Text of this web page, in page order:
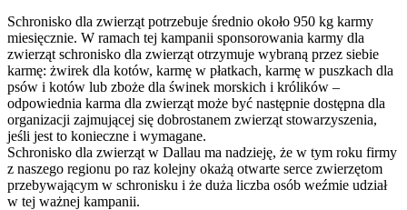
Schronisko dla zwierząt potrzebuje średnio około 950 kg karmy
miesięcznie. W ramach tej kampanii sponsorowania karmy dla
zwierząt schronisko dla zwierząt otrzymuje wybraną przez siebie
karmę: żwirek dla kotów, karmę w płatkach, karmę w puszkach dla
psów i kotów lub zboże dla świnek morskich i królików –
odpowiednia karma dla zwierząt może być następnie dostępna dla
organizacji zajmującej się dobrostanem zwierząt stowarzyszenia,
jeśli jest to konieczne i wymagane.
Schronisko dla zwierząt w Dallau ma nadzieję, że w tym roku firmy
z naszego regionu po raz kolejny okażą otwarte serce zwierzętom
przebywającym w schronisku i że duża liczba osób weźmie udział
w tej ważnej kampanii.